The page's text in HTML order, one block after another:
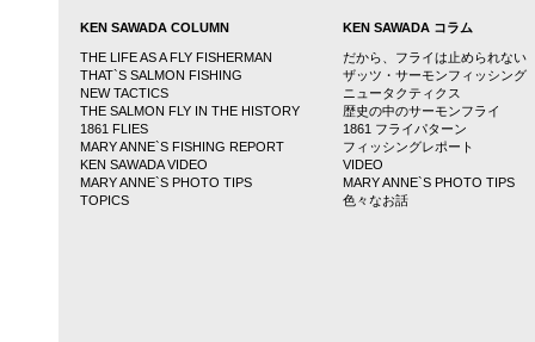
ブラック・ダーツ
Yellow Dart
イエロー・ダーツ
Brown Dart
ブラウン・ダーツ
Honey Dart
KEN SAWADA COLUMN
THE LIFE AS A FLY FISHERMAN
THAT`S SALMON FISHING
NEW TACTICS
THE SALMON FLY IN THE HISTORY
1861 FLIES
MARY ANNE`S FISHING REPORT
KEN SAWADA VIDEO
MARY ANNE`S PHOTO TIPS
TOPICS
KEN SAWADA コラム
だから、フライは止められない
ザッツ・サーモンフィッシング
ニュータクティクス
歴史の中のサーモンフライ
1861 フライパターン
フィッシングレポート
VIDEO
MARY ANNE`S PHOTO TIPS
色々なお話